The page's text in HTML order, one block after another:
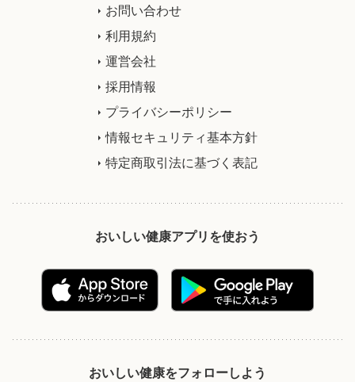
お問い合わせ
利用規約
運営会社
採用情報
プライバシーポリシー
情報セキュリティ基本方針
特定商取引法に基づく表記
おいしい健康アプリを使おう
おいしい健康をフォローしよう